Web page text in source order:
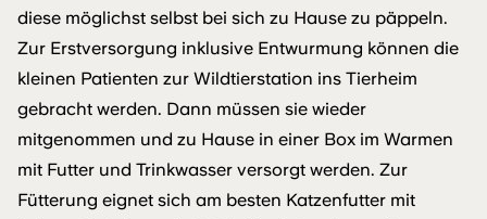
diese möglichst selbst bei sich zu Hause zu päppeln.
Zur Erstversorgung inklusive Entwurmung können die
kleinen Patienten zur Wildtierstation ins Tierheim
gebracht werden. Dann müssen sie wieder
mitgenommen und zu Hause in einer Box im Warmen
mit Futter und Trinkwasser versorgt werden. Zur
Fütterung eignet sich am besten Katzenfutter mit